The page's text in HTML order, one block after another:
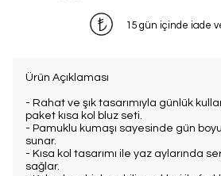
15 gün içinde iade
Ürün Açıklaması
- Rahat ve şık tasarımıyla günlük
paket kısa kol bluz seti.
- Pamuklu kumaşı sayesinde gün
sunar.
- Kısa kol tasarımı ile yaz aylarında
sağlar.